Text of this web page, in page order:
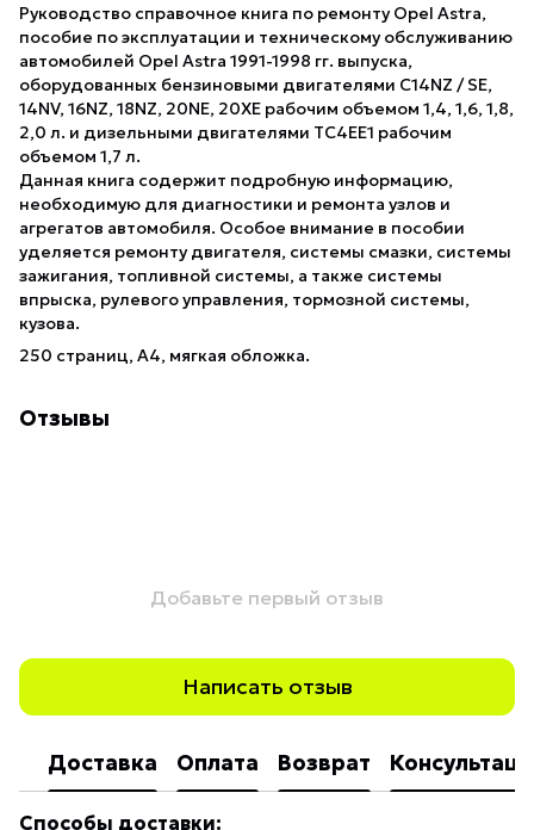
Руководство справочное книга по ремонту Opel Astra,
пособие по эксплуатации и техническому обслуживанию
автомобилей Opel Astra 1991-1998 гг. выпуска,
оборудованных бензиновыми двигателями C14NZ / SE,
14NV, 16NZ, 18NZ, 20NE, 20XE рабочим объемом 1,4, 1,6, 1,8,
2,0 л. и дизельными двигателями TC4EE1 рабочим
объемом 1,7 л.
Данная книга содержит подробную информацию,
необходимую для диагностики и ремонта узлов и
агрегатов автомобиля. Особое внимание в пособии
уделяется ремонту двигателя, системы смазки, системы
зажигания, топливной системы, а также системы
впрыска, рулевого управления, тормозной системы,
кузова.
250 страниц, А4, мягкая обложка.
Отзывы
Добавьте первый отзыв
Написать отзыв
Доставка Оплата Возврат
Способы доставки: